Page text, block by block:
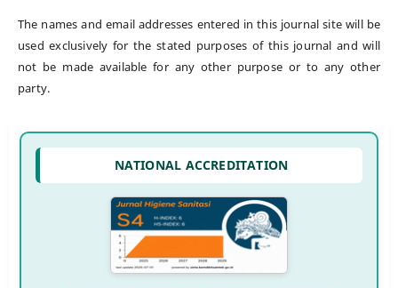
The names and email addresses entered in this journal site will be
used exclusively for the stated purposes of this journal and will
not be made available for any other purpose or to any other
party.
NATIONAL ACCREDITATION